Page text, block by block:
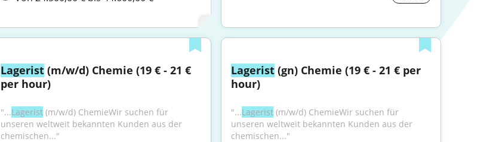
Lagerist (m/w/d) Chemie (19 € - 21 €
per hour)
"...Lagerist (m/w/d) ChemieWir suchen für
unseren weltweit bekannten Kunden aus der
chemischen..."
Lagerist (gn) Chemie (19 € - 21 € per
hour)
"...Lagerist (m/w/d) ChemieWir suchen für
unseren weltweit bekannten Kunden aus der
chemischen..."